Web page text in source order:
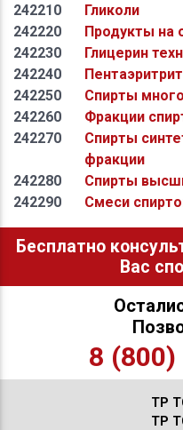
242210
Гликоли
242220
Продукты на
242230
Глицерин
242240
242250
Спирты
242260
Фракции
242270
Спирты
фракции
242280
Спирты
242290
Смеси
Бесплатно
Вас
8
ТР
ТР